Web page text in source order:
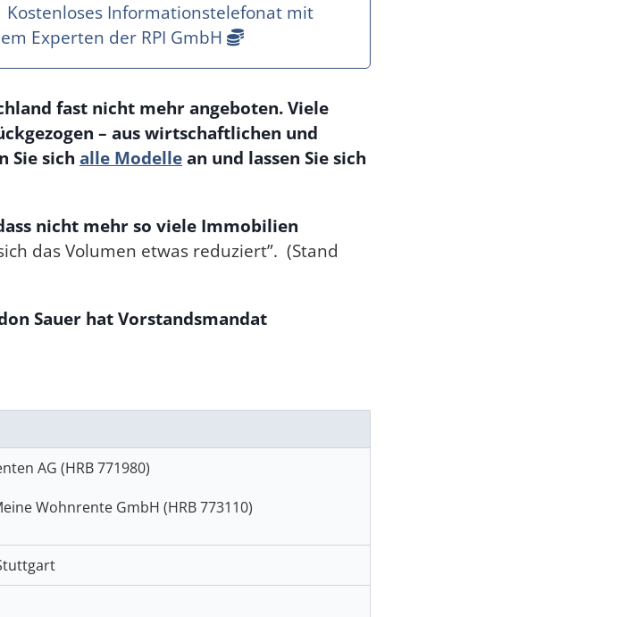
Kostenloses Informationstelefonat mit
Experten der RPI GmbH
fast nicht mehr angeboten. Viele
– aus wirtschaftlichen und
Sie sich alle Modellean und lassen Sie sich
nicht mehr so viele Immobilien
das Volumen etwas reduziert”. (Stand
Sauer hat Vorstandsmandat
AG (HRB 771980)
Wohnrente GmbH (HRB 773110)